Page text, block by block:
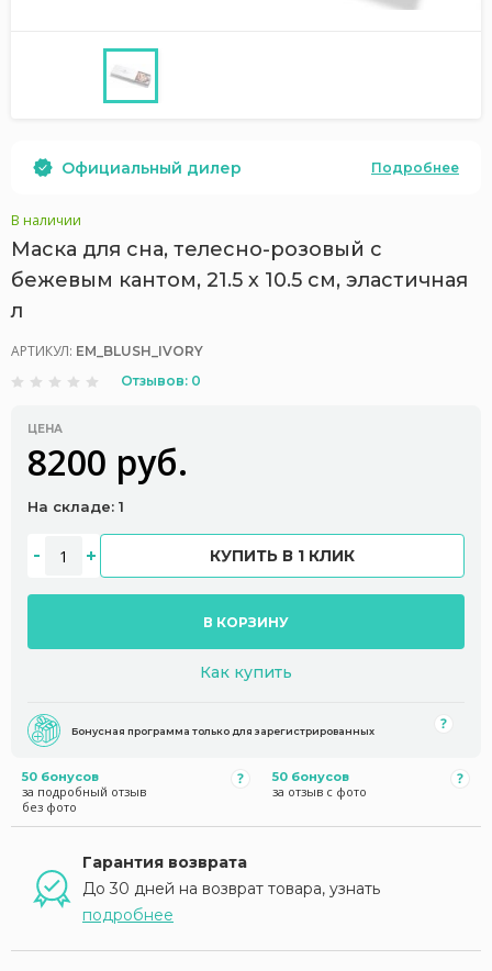
Официальный дилер Подробнее
В наличии
Маска для сна, телесно-розовый с
бежевым кантом, 21.5 х 10.5 см, эластичная
л
АРТИКУЛ: EM_BLUSH_IVORY
Отзывов: 0
ЦЕНА
8200 руб.
На складе: 1
КУПИТЬ В 1 КЛИК
В КОРЗИНУ
Как купить
Бонусная программа только для зарегистрированных
50 бонусов
за подробный отзыв
без фото
50 бонусов
за отзыв с фото
Гарантия возврата
До 30 дней на возврат товара, узнать
подробнее